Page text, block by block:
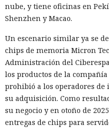
nube, y tiene oficinas en
Shenzhen y Macao.
Un escenario similar ya se
chips de memoria Micron
Administración del
los productos de la
prohibió a los operadores
su adquisición. Como
su negocio y en otoño de
entregas de chips para
El canadiense Connor Riley
de ser detenido y entregado
uno de los mayores hackeos
la plataforma en la nube
Muka, de 26 años, se
informático y telefónico,
y conspiración en un
Washington. Su sentencia